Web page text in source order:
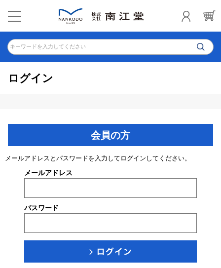
キーワードを入力してください
ログイン
会員の方
メールアドレスとパスワードを入力してログインしてください。
メールアドレス
パスワード